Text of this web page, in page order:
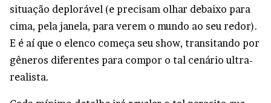
situação deplorável (e precisam olhar debaixo para
cima, pela janela, para verem o mundo ao seu redor).
E é aí que o elenco começa seu show, transitando por
gêneros diferentes para compor o tal cenário ultra-
realista.